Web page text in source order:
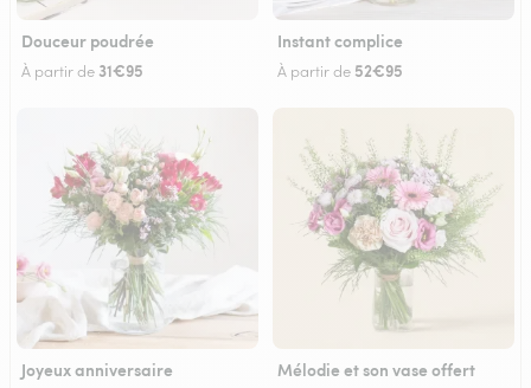
Douceur poudrée
À partir de 31€95
Instant complice
À partir de 52€95
Joyeux anniversaire Mélodie et son vase offert